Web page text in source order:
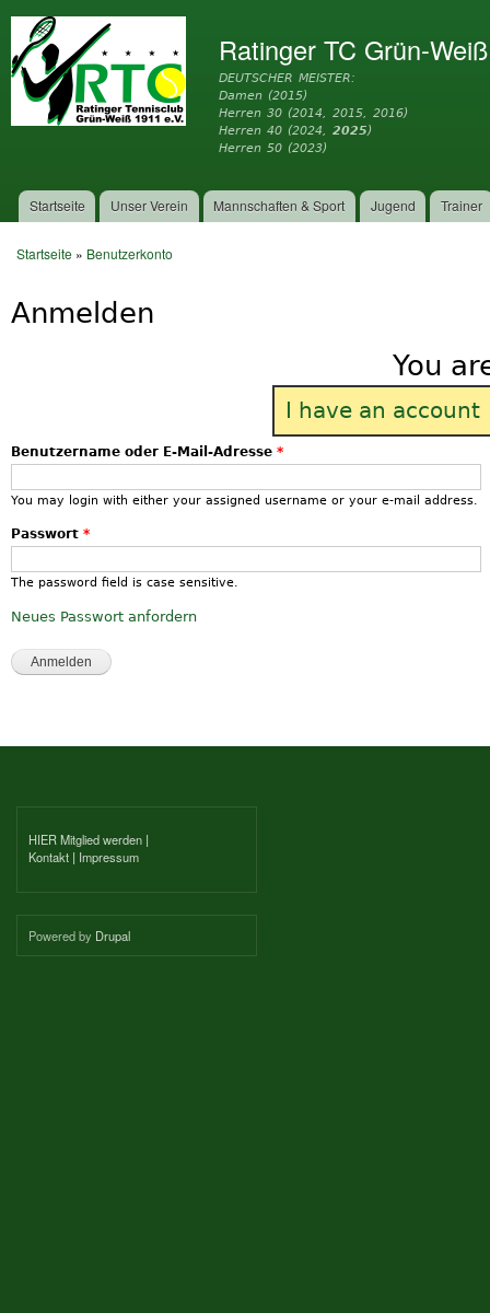
Ratinger TC Grün-
DEUTSCHER MEISTER:
Damen (2015)
Herren 30 (2014, 2015, 2016)
Herren 40 (2024,2025)
Herren 50 (2023)
Hauptmenü
Startseite Unser Verein Mannschaften & Sport Jugend Trainer
Startseite » Benutzerkonto
Anmelden
You
I have an account
Benutzername oder E-Mail-Adresse *
You may login with either your assigned username or your e-mail address.
Passwort *
The password field is case sensitive.
Neues Passwort anfordern
HIER Mitglied werden |
Kontakt | Impressum
Powered by Drupal